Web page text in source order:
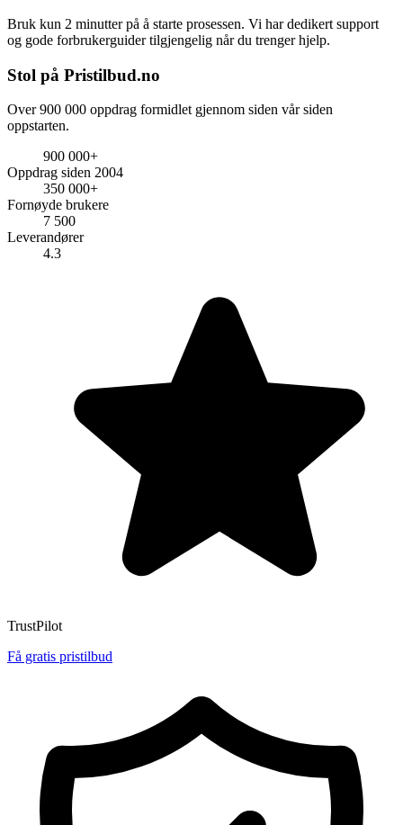
Bruk kun 2 minutter på å starte prosessen. Vi har dedikert support
og gode forbrukerguider tilgjengelig når du trenger hjelp.
Stol på Pristilbud.no
Over 900 000 oppdrag formidlet gjennom siden vår siden
oppstarten.
900 000+
Oppdrag siden 2004
350 000+
Fornøyde brukere
7 500
Leverandører
4.3
TrustPilot
Få gratis pristilbud